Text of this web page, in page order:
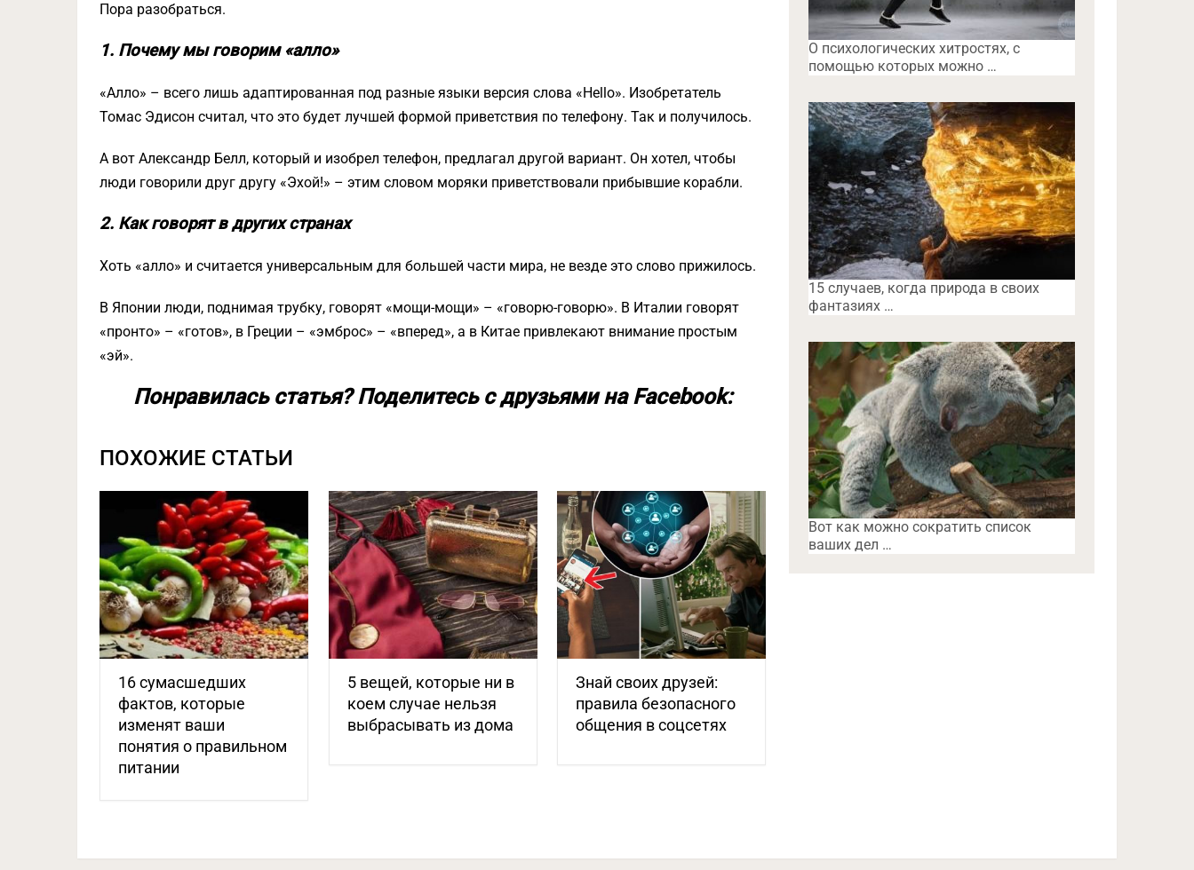
Пора разобраться.
1. Почему мы говорим «алло»
«Алло» – всего лишь адаптированная под разные языки версия слова «Hello». Изобретатель
Томас Эдисон считал, что это будет лучшей формой приветствия по телефону. Так и получилось.
А вот Александр Белл, который и изобрел телефон, предлагал другой вариант. Он хотел, чтобы
люди говорили друг другу «Эхой!» – этим словом моряки приветствовали прибывшие корабли.
2. Как говорят в других странах
Хоть «алло» и считается универсальным для большей части мира, не везде это слово прижилось.
В Японии люди, поднимая трубку, говорят «мощи-мощи» – «говорю-говорю». В Италии говорят
«пронто» – «готов», в Греции – «эмброс» – «вперед», а в Китае привлекают внимание простым
«эй».
Понравилась статья? Поделитесь с друзьями на Facebook:
ПОХОЖИЕ СТАТЬИ
16 сумасшедших
фактов, которые
изменят ваши
понятия о правильном
питании
5 вещей, которые ни в
коем случае нельзя
выбрасывать из дома
Знай своих друзей:
правила безопасного
общения в соцсетях
O психологических хитростях, с
помощью которых можно …
15 случаев, когда природа в своих
фантазиях …
Вот как можно сократить список
ваших дел …